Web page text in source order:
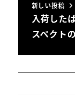
新しい投稿
入荷した
スペクト